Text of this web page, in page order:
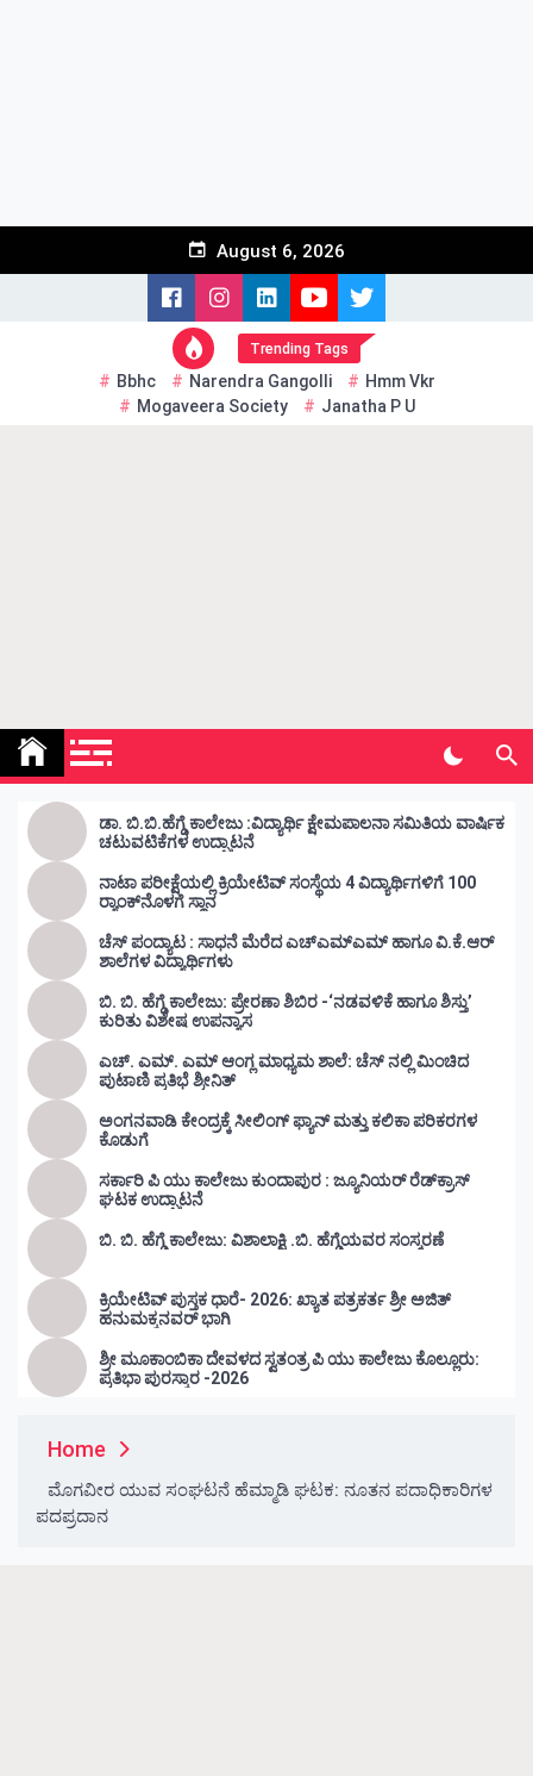
August 6, 2026
Trending Tags
Bbhc Narendra Gangolli
Hmm Vkr
Mogaveera Society
Janatha P U
Kunda Vahini – ಕುಂದ ವಾಹಿನಿ
ಡಾ. ಬಿ.ಬಿ.ಹೆಗ್ಡೆ ಕಾಲೇಜು :ವಿದ್ಯಾರ್ಥಿ ಕ್ಷೇಮಪಾಲನಾ ಸಮಿತಿಯ ವಾರ್ಷಿಕ
ಚಟುವಟಿಕೆಗಳ ಉದ್ಘಾಟನೆ
ನಾಟಾ ಪರೀಕ್ಷೆಯಲ್ಲಿ ಕ್ರಿಯೇಟಿವ್ ಸಂಸ್ಥೆಯ 4 ವಿದ್ಯಾರ್ಥಿಗಳಿಗೆ 100
ರ‍್ಯಾಂಕ್‌ನೊಳಗೆ ಸ್ಥಾನ
ಚೆಸ್ ಪಂದ್ಯಾಟ : ಸಾಧನೆ ಮೆರೆದ ಎಚ್ಎಮ್ಎಮ್ ಹಾಗೂ ವಿ.ಕೆ.ಆರ್
ಶಾಲೆಗಳ ವಿದ್ಯಾರ್ಥಿಗಳು
ಬಿ. ಬಿ. ಹೆಗ್ಡೆ ಕಾಲೇಜು: ಪ್ರೇರಣಾ ಶಿಬಿರ -‘ನಡವಳಿಕೆ ಹಾಗೂ ಶಿಸ್ತು’
ಕುರಿತು ವಿಶೇಷ ಉಪನ್ಯಾಸ
ಎಚ್. ಎಮ್. ಎಮ್ ಆಂಗ್ಲ ಮಾಧ್ಯಮ ಶಾಲೆ: ಚೆಸ್ ನಲ್ಲಿ ಮಿಂಚಿದ
ಪುಟಾಣಿ ಪ್ರತಿಭೆ ಶ್ರೀನಿತ್
ಅಂಗನವಾಡಿ ಕೇಂದ್ರಕ್ಕೆ ಸೀಲಿಂಗ್ ಫ್ಯಾನ್ ಮತ್ತು ಕಲಿಕಾ ಪರಿಕರಗಳ
ಕೊಡುಗೆ
ಸರ್ಕಾರಿ ಪಿ ಯು ಕಾಲೇಜು ಕುಂದಾಪುರ : ಜ್ಯೂನಿಯರ್‌ ರೆಡ್‌ಕ್ರಾಸ್‌
ಘಟಕ ಉದ್ಘಾಟನೆ
ಬಿ. ಬಿ. ಹೆಗ್ಡೆ ಕಾಲೇಜು: ವಿಶಾಲಾಕ್ಷಿ .ಬಿ. ಹೆಗ್ಡೆಯವರ ಸಂಸ್ಮರಣೆ
ಕ್ರಿಯೇಟಿವ್ ಪುಸ್ತಕ ಧಾರೆ- 2026: ಖ್ಯಾತ ಪತ್ರಕರ್ತ ಶ್ರೀ ಅಜಿತ್
ಹನುಮಕ್ಕನವರ್ ಭಾಗಿ
ಶ್ರೀ ಮೂಕಾಂಬಿಕಾ ದೇವಳದ ಸ್ವತಂತ್ರ ಪಿ ಯು ಕಾಲೇಜು ಕೊಲ್ಲೂರು:
ಪ್ರತಿಭಾ ಪುರಸ್ಕಾರ -2026
Home
ಮೊಗವೀರ ಯುವ ಸಂಘಟನೆ ಹೆಮ್ಮಾಡಿ ಘಟಕ: ನೂತನ ಪದಾಧಿಕಾರಿಗಳ
ಪದಪ್ರದಾನ